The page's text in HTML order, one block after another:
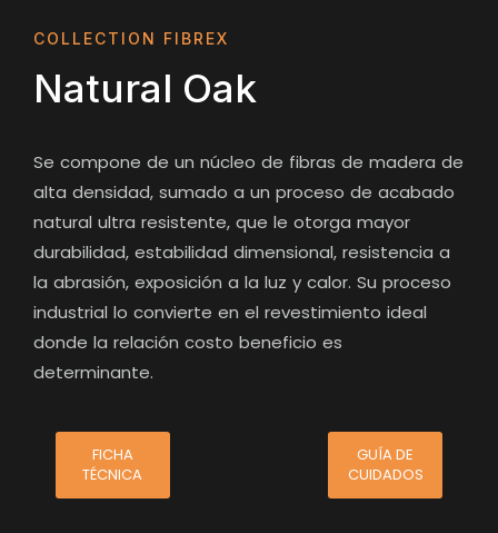
COLLECTION FIBREX
Natural Oak
Se compone de un núcleo de fibras de madera de
alta densidad, sumado a un proceso de acabado
natural ultra resistente, que le otorga mayor
durabilidad, estabilidad dimensional, resistencia a
la abrasión, exposición a la luz y calor. Su proceso
industrial lo convierte en el revestimiento ideal
donde la relación costo beneficio es
determinante.
FICHA
TÉCNICA
GUÍA DE
CUIDADOS